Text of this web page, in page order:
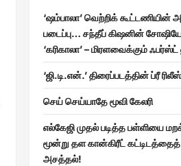
‘ஷம்பாலா’ வெற்றிக் கூட்டணியின்
படைப்பு… சந்தீப் கிஷனின்
‘கரிகாலா’ – மிரளவைக்கும்
‘ஜி.டி.என்.’ திரைப்படத்தின் ப்ரீ
செய் செய்யாதே மூவி கேலரி
எல்கேஜி முதல் படித்த பள்ளியை
மூன்று தள கான்கிரீட்
அசத்தல்!